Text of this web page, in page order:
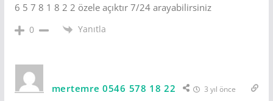
6 5 7 8 1 8 2 2 özele açıktır 7/24 arayabilirsiniz
0 Yanıtla
mertemre 0546 578 18 22 3 yıl önce